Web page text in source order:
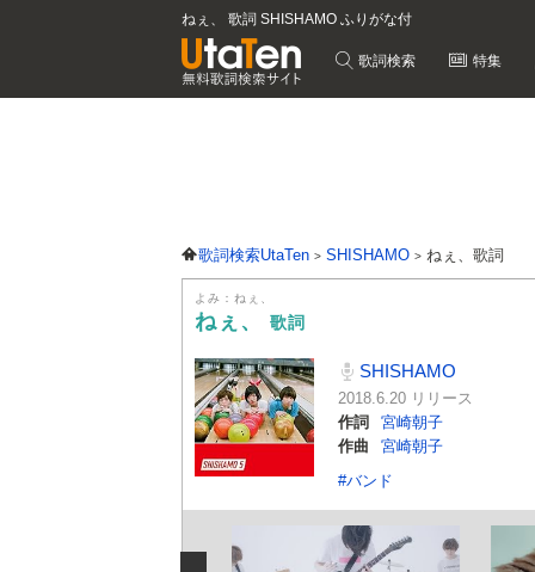
ねぇ、 歌詞 SHISHAMO ふりがな付
歌詞検索 特集
歌詞検索UtaTen SHISHAMO ねぇ、歌詞
よみ：ねぇ、
ねぇ、 歌詞
SHISHAMO
2018.6.20 リリース
作詞
宮崎朝子
作曲
宮崎朝子
#バンド